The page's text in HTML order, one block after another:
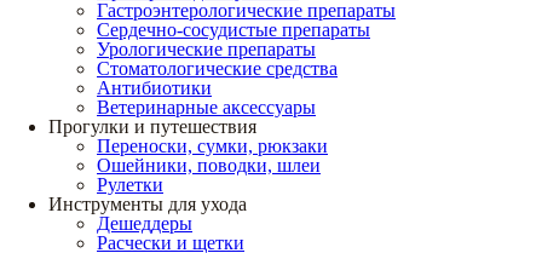
Гастроэнтерологические препараты
Сердечно-сосудистые препараты
Урологические препараты
Стоматологические средства
Антибиотики
Ветеринарные аксессуары
Прогулки и путешествия
Переноски, сумки, рюкзаки
Ошейники, поводки, шлеи
Рулетки
Инструменты для ухода
Дешеддеры
Расчески и щетки